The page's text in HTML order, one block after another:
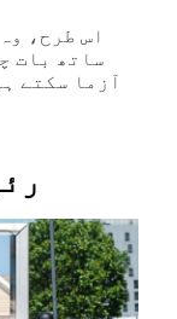
اس طرح،
ساتھ بات
آزما سکتے